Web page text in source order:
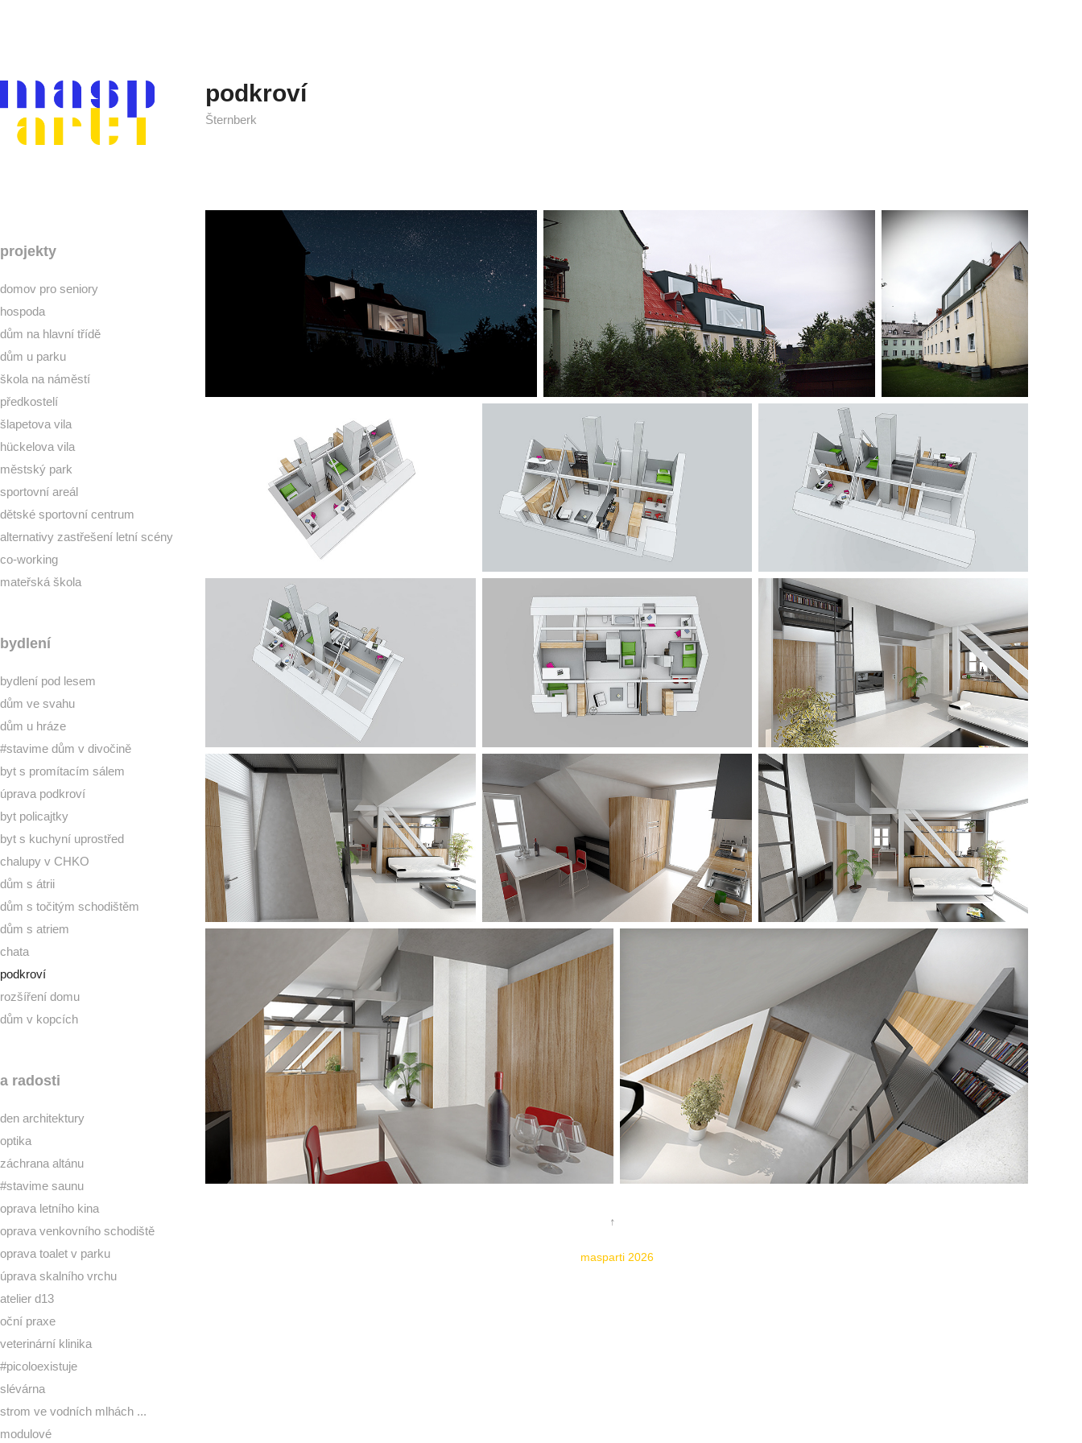
projekty
domov pro seniory
hospoda
dům na hlavní třídě
dům u parku
škola na náměstí
předkostelí
šlapetova vila
hückelova vila
městský park
sportovní areál
dětské sportovní centrum
alternativy zastřešení letní scény
co-working
mateřská škola
bydlení
bydlení pod lesem
dům ve svahu
dům u hráze
#stavime dům v divočině
byt s promítacím sálem
úprava podkroví
byt policajtky
byt s kuchyní uprostřed
chalupy v CHKO
dům s átrii
dům s točitým schodištěm
dům s atriem
chata
podkroví
rozšíření domu
dům v kopcích
a radosti
den architektury
optika
záchrana altánu
#stavime saunu
oprava letního kina
oprava venkovního schodiště
oprava toalet v parku
úprava skalního vrchu
atelier d13
oční praxe
veterinární klinika
#picoloexistuje
slévárna
strom ve vodních mlhách ...
modulové
podkroví
Šternberk
↑
masparti 2026